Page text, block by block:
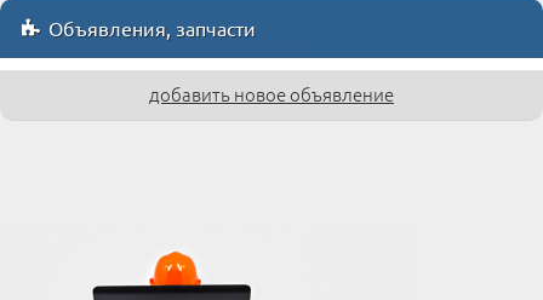
Объявления, запчасти
добавить новое объявление